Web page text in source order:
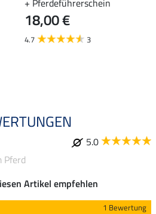
18,00 €
4.7 3
5.0
Pferd
Artikel empfehlen
1 Bewertung